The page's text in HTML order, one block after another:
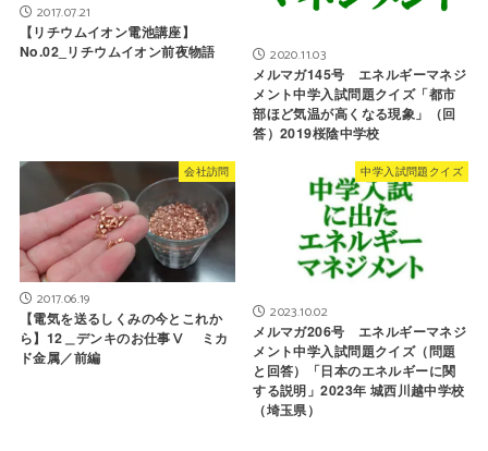
2017.07.21
【リチウムイオン電池講座】
No.02_リチウムイオン前夜物語
2020.11.03
メルマガ145号 エネルギーマネジ
メント中学入試問題クイズ「都市
部ほど気温が高くなる現象」（回
答）2019桜陰中学校
会社訪問
2017.06.19
【電気を送るしくみの今とこれか
ら】12＿デンキのお仕事Ⅴ ミカ
ド金属／前編
中学入試問題クイズ
2023.10.02
メルマガ206号 エネルギーマネジ
メント中学入試問題クイズ（問題
と回答）「日本のエネルギーに関
する説明」2023年 城西川越中学校
（埼玉県）